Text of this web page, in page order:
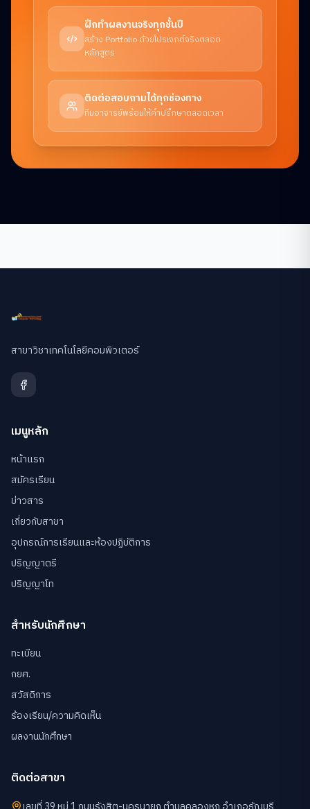
ฝึกทำผลงานจริงทุกชั้นปี
สร้าง Portfolio ด้วยโปรเจกต์จริงตลอด
หลักสูตร
ติดต่อสอบถามได้ทุกช่องทาง
ทีมอาจารย์พร้อมให้คำปรึกษาตลอดเวลา
สาขาวิชาเทคโนโลยีคอมพิวเตอร์
เมนูหลัก
หน้าแรก
สมัครเรียน
ข่าวสาร
เกี่ยวกับสาขา
อุปกรณ์การเรียนและห้องปฏิบัติการ
ปริญญาตรี
ปริญญาโท
สำหรับนักศึกษา
ทะเบียน
กยศ.
สวัสดิการ
ร้องเรียน/ความคิดเห็น
ผลงานนักศึกษา
ติดต่อสาขา